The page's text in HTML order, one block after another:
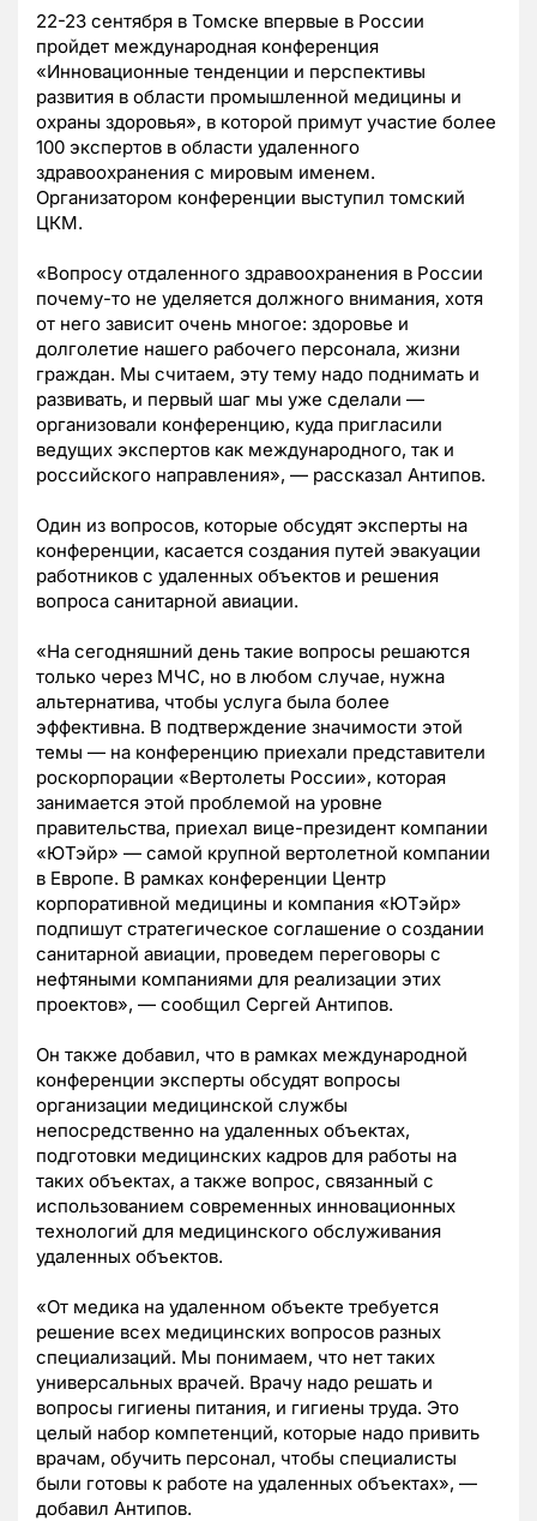
22-23 сентября в Томске впервые в России
пройдет международная конференция
«Инновационные тенденции и перспективы
развития в области промышленной медицины и
охраны здоровья», в которой примут участие более
100 экспертов в области удаленного
здравоохранения с мировым именем.
Организатором конференции выступил томский
ЦКМ.
«Вопросу отдаленного здравоохранения в России
почему-то не уделяется должного внимания, хотя
от него зависит очень многое: здоровье и
долголетие нашего рабочего персонала, жизни
граждан. Мы считаем, эту тему надо поднимать и
развивать, и первый шаг мы уже сделали —
организовали конференцию, куда пригласили
ведущих экспертов как международного, так и
российского направления», — рассказал Антипов.
Один из вопросов, которые обсудят эксперты на
конференции, касается создания путей эвакуации
работников с удаленных объектов и решения
вопроса санитарной авиации.
«На сегодняшний день такие вопросы решаются
только через МЧС, но в любом случае, нужна
альтернатива, чтобы услуга была более
эффективна. В подтверждение значимости этой
темы — на конференцию приехали представители
роскорпорации «Вертолеты России», которая
занимается этой проблемой на уровне
правительства, приехал вице-президент компании
«ЮТэйр» — самой крупной вертолетной компании
в Европе. В рамках конференции Центр
корпоративной медицины и компания «ЮТэйр»
подпишут стратегическое соглашение о создании
санитарной авиации, проведем переговоры с
нефтяными компаниями для реализации этих
проектов», — сообщил Сергей Антипов.
Он также добавил, что в рамках международной
конференции эксперты обсудят вопросы
организации медицинской службы
непосредственно на удаленных объектах,
подготовки медицинских кадров для работы на
таких объектах, а также вопрос, связанный с
использованием современных инновационных
технологий для медицинского обслуживания
удаленных объектов.
«От медика на удаленном объекте требуется
решение всех медицинских вопросов разных
специализаций. Мы понимаем, что нет таких
универсальных врачей. Врачу надо решать и
вопросы гигиены питания, и гигиены труда. Это
целый набор компетенций, которые надо привить
врачам, обучить персонал, чтобы специалисты
были готовы к работе на удаленных объектах», —
добавил Антипов.